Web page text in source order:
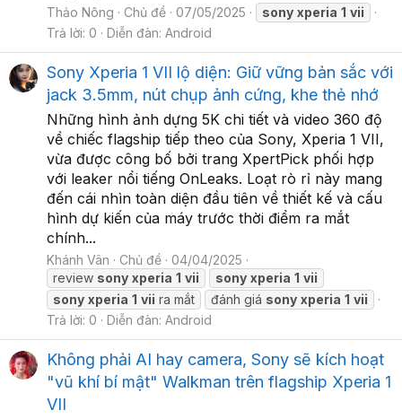
Thảo Nông Chủ đề 07/05/2025 sony xperia 1 vii
Trả lời: 0
Diễn đàn: Android
Sony Xperia 1 VII lộ diện: Giữ vững bản sắc với
jack 3.5mm, nút chụp ảnh cứng, khe thẻ nhớ
Những hình ảnh dựng 5K chi tiết và video 360 độ
về chiếc flagship tiếp theo của Sony, Xperia 1 VII,
vừa được công bố bởi trang XpertPick phối hợp
với leaker nổi tiếng OnLeaks. Loạt rò rỉ này mang
đến cái nhìn toàn diện đầu tiên về thiết kế và cấu
hình dự kiến của máy trước thời điểm ra mắt
chính...
Khánh Vân Chủ đề
04/04/2025
review sony xperia 1 vii sony xperia 1 vii
sony xperia 1 vii ra mắt đánh giá sony xperia 1 vii
Trả lời: 0
Diễn đàn: Android
Không phải AI hay camera, Sony sẽ kích hoạt
"vũ khí bí mật" Walkman trên flagship Xperia 1
VII